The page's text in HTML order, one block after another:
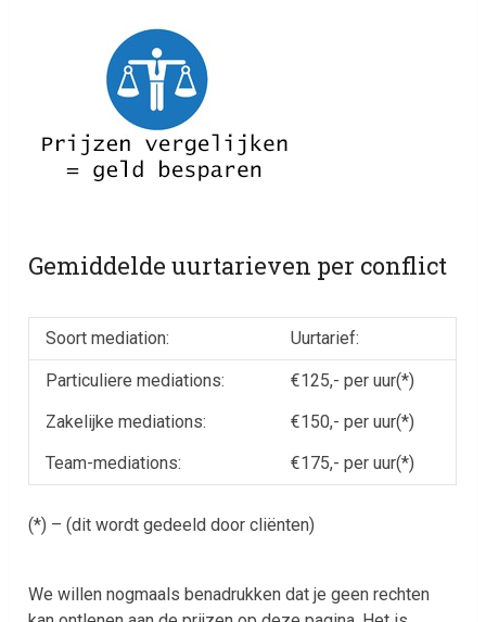
Gemiddelde uurtarieven per conflict
Soort mediation: Uurtarief:
Particuliere mediations:
€125,- per uur(*)
Zakelijke mediations:
€150,- per uur(*)
Team-mediations:
€175,- per uur(*)
(*) – (dit wordt gedeeld door cliënten)
We willen nogmaals benadrukken dat je geen rechten